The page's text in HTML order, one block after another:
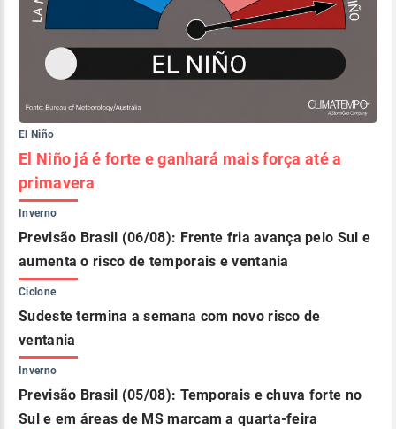
El Niño
El Niño já é forte e ganhará mais força até a
primavera
Inverno
Previsão Brasil (06/08): Frente fria avança pelo Sul e
aumenta o risco de temporais e ventania
Ciclone
Sudeste termina a semana com novo risco de
ventania
Inverno
Previsão Brasil (05/08): Temporais e chuva forte no
Sul e em áreas de MS marcam a quarta-feira